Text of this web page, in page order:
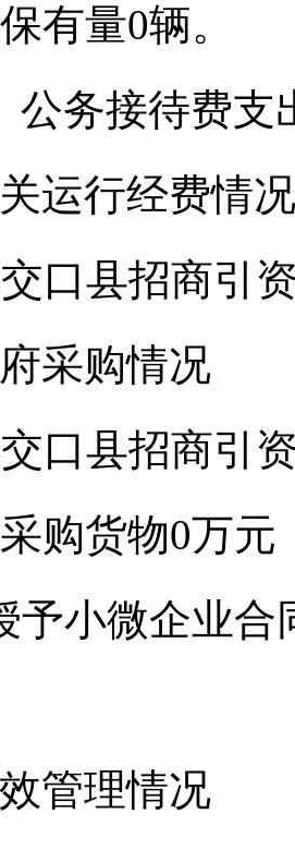
有量0辆。
公务接待费
运行经费情况
口县招商引
采购情况
口县招商引
购货物0万
予小微企业
管理情况